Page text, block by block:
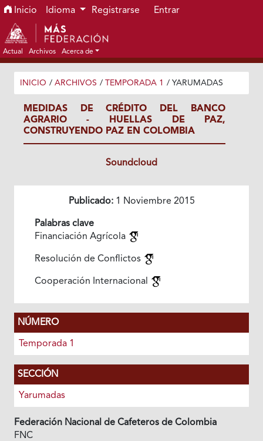
Ir al menú de navegación principal
Ir al contenido principal
Ir al pie de página del sitio
Inicio Idioma Registrarse Entrar
Actual Archivos Acerca de
INICIO / ARCHIVOS / TEMPORADA 1 / YARUMADAS
MEDIDAS DE CRÉDITO DEL BANCO
AGRARIO - HUELLAS DE PAZ,
CONSTRUYENDO PAZ EN COLOMBIA
Soundcloud
Publicado:1 Noviembre 2015
Palabras clave
Financiación Agrícola
Resolución de Conflictos
Cooperación Internacional
NÚMERO
Temporada 1
SECCIÓN
Yarumadas
Federación Nacional de Cafeteros de Colombia
FNC